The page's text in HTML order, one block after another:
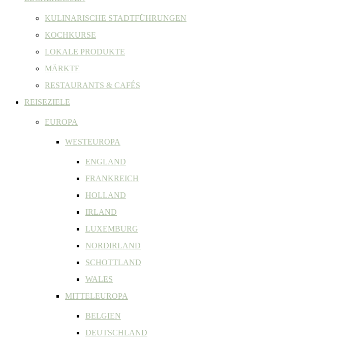
KULINARISCHE STADTFÜHRUNGEN
KOCHKURSE
LOKALE PRODUKTE
MÄRKTE
RESTAURANTS & CAFÉS
REISEZIELE
EUROPA
WESTEUROPA
ENGLAND
FRANKREICH
HOLLAND
IRLAND
LUXEMBURG
NORDIRLAND
SCHOTTLAND
WALES
MITTELEUROPA
BELGIEN
DEUTSCHLAND